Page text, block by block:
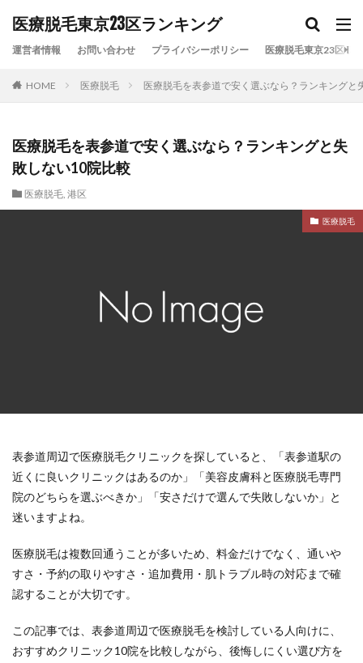
医療脱毛東京23区ランキング
運営者情報 お問い合わせ プライバシーポリシー 医療脱毛東京23区ラ
HOME 医療脱毛 医療脱毛を表参道で安く選ぶなら？ランキングと
医療脱毛を表参道で安く選ぶなら？ランキングと失
敗しない10院比較
医療脱毛, 港区
医療脱毛
表参道周辺で医療脱毛クリニックを探していると、「表参道駅の
近くに良いクリニックはあるのか」「美容皮膚科と医療脱毛専門
院のどちらを選ぶべきか」「安さだけで選んで失敗しないか」と
迷いますよね。
医療脱毛は複数回通うことが多いため、料金だけでなく、通いや
すさ・予約の取りやすさ・追加費用・肌トラブル時の対応まで確
認することが大切です。
この記事では、 表参道周辺で医療脱毛を検討している人向けに、
おすすめクリニック10院を比較 しながら、後悔しにくい選び方を
カテゴリー
タグ
医療脱毛
医療脱毛おすすめ
医療脱毛ランキング
医療脱毛安い
湘南美容クリニック